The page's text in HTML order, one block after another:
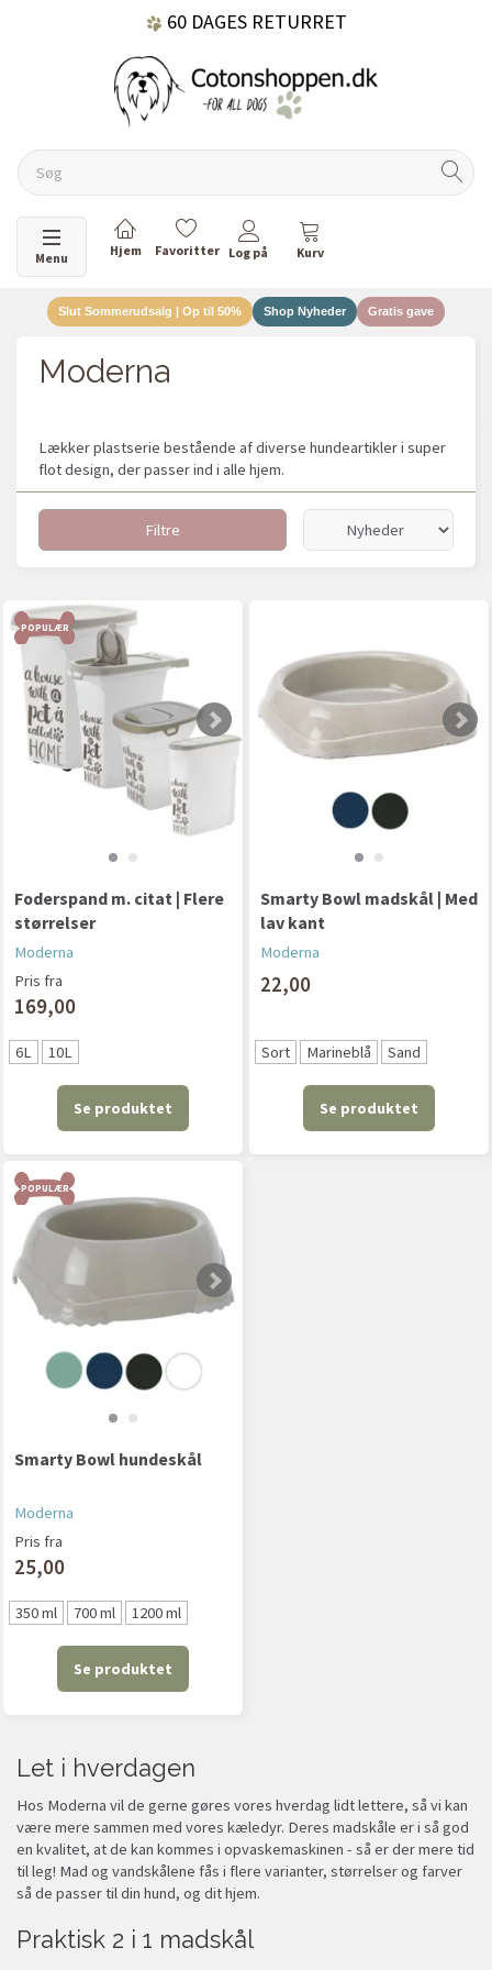
60 DAGES RETURRET
Skifte navigation
Menu
Slut Sommerudsalg | Op til 50% Shop Nyheder Gratis gave
Moderna
Lækker plastserie bestående af diverse hundeartikler i super
flot design, der passer ind i alle hjem.
Filtre
POPULÆR
Foderspand m. citat | Flere
størrelser
Moderna
Pris fra
169,00
6L 10L
Se produktet
Smarty Bowl madskål | Med
lav kant
Moderna
22,00
Sort Marineblå Sand
Se produktet
POPULÆR
Smarty Bowl hundeskål
Moderna
Pris fra
25,00
350 ml 700 ml 1200 ml
Se produktet
Let i hverdagen
Hos Moderna vil de gerne gøres vores hverdag lidt lettere, så vi kan
være mere sammen med vores kæledyr. Deres madskåle er i så god
en kvalitet, at de kan kommes i opvaskemaskinen - så er der mere tid
til leg! Mad og vandskålene fås i flere varianter, størrelser og farver
så de passer til din hund, og dit hjem.
Praktisk 2 i 1 madskål